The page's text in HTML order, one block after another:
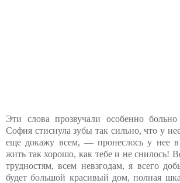
Эти слова прозвучали особенно
София стиснула зубы так сильно, что у
еще докажу всем, — пронеслось у нее
жить так хорошо, как тебе и не снилось!
трудностям, всем невзгодам, я всего
будет большой красивый дом, полная